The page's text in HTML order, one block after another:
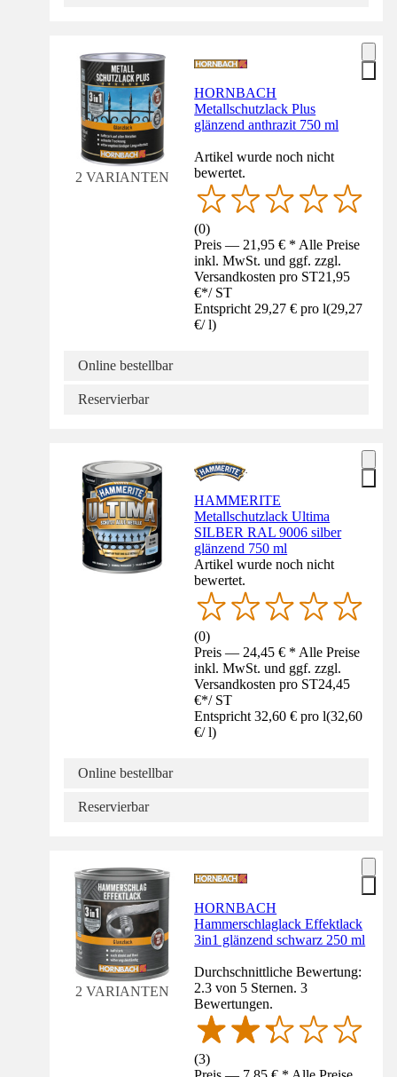
2 VARIANTEN
HORNBACH
Metallschutzlack Plus
glänzend anthrazit 750 ml
Artikel wurde noch nicht
bewertet.
(0)
Preis — 21,95 € * Alle Preise
inkl. MwSt. und ggf. zzgl.
Versandkosten pro ST21,95
€*/ ST
Entspricht 29,27 € pro l(29,27
€/ l)
Online bestellbar
Reservierbar
HAMMERITE
Metallschutzlack Ultima
SILBER RAL 9006 silber
glänzend 750 ml
Artikel wurde noch nicht
bewertet.
(0)
Preis — 24,45 € * Alle Preise
inkl. MwSt. und ggf. zzgl.
Versandkosten pro ST24,45
€*/ ST
Entspricht 32,60 € pro l(32,60
€/ l)
Online bestellbar
Reservierbar
2 VARIANTEN
HORNBACH
Hammerschlaglack Effektlack
3in1 glänzend schwarz 250 ml
Durchschnittliche Bewertung:
2.3 von 5 Sternen. 3
Bewertungen.
(3)